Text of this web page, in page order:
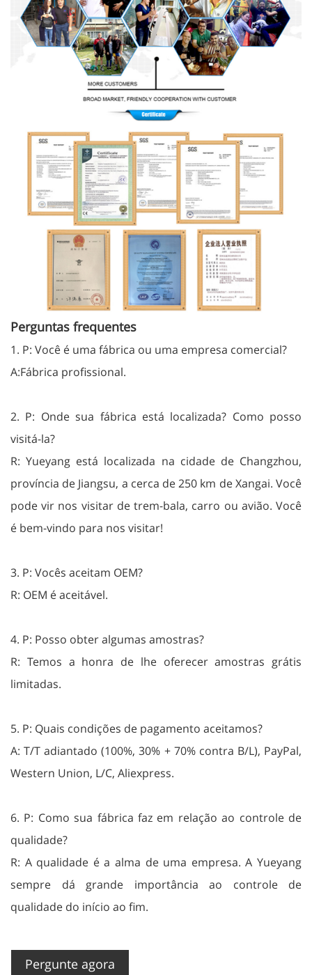
Perguntas frequentes
1. P: Você é uma fábrica ou uma empresa comercial?
A:Fábrica profissional.
2. P: Onde sua fábrica está localizada? Como posso
visitá-la?
R: Yueyang está localizada na cidade de Changzhou,
província de Jiangsu, a cerca de 250 km de Xangai. Você
pode vir nos visitar de trem-bala, carro ou avião. Você
é bem-vindo para nos visitar!
3. P: Vocês aceitam OEM?
R: OEM é aceitável.
4. P: Posso obter algumas amostras?
R: Temos a honra de lhe oferecer amostras grátis
limitadas.
5. P: Quais condições de pagamento aceitamos?
A: T/T adiantado (100%, 30% + 70% contra B/L), PayPal,
Western Union, L/C, Aliexpress.
6. P: Como sua fábrica faz em relação ao controle de
qualidade?
R: A qualidade é a alma de uma empresa. A Yueyang
sempre dá grande importância ao controle de
qualidade do início ao fim.
Pergunte agora